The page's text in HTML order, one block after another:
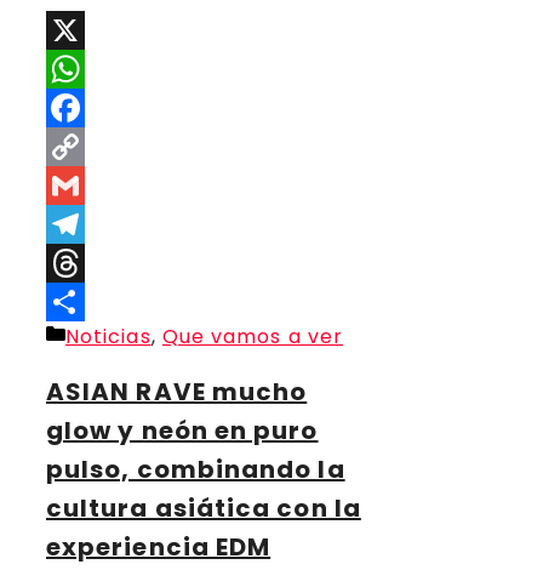
X
WhatsApp
Facebook
Copy
Link
Gmail
Telegram
Threads
Compartir
Categorías
Noticias, Que vamos a ver
ASIAN RAVE mucho
glow y neón en puro
pulso, combinando la
cultura asiática con la
experiencia EDM